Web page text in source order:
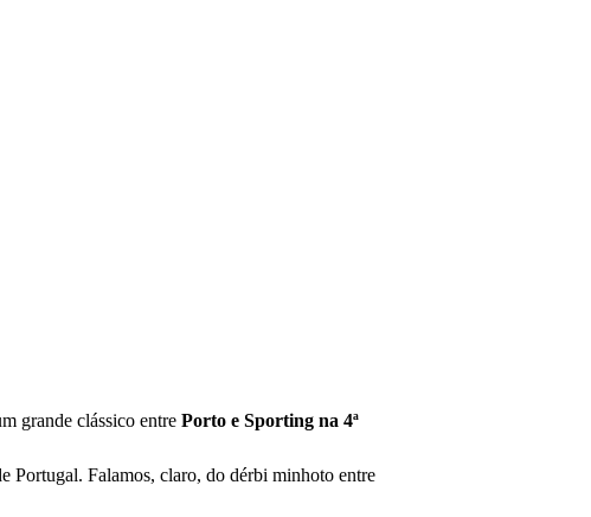
grande clássico entrePorto e Sporting na 4ª
Portugal. Falamos, claro, do dérbi minhoto entre